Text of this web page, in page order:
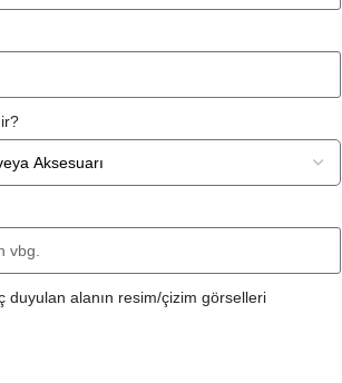
duyulan alanın resim/çizim görselleri